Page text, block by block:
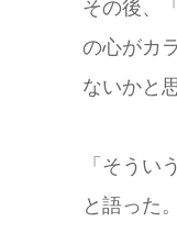
その後、
の心がカ
ないかと
「そうい
と語った。